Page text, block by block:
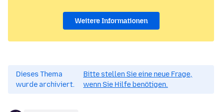
Weitere Informationen
Dieses Thema
wurde archiviert.
Bitte stellen Sie eine neue Frage,
wenn Sie Hilfe benötigen.